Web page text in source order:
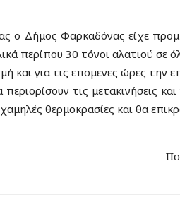
ο Δήμος Φαρκαδόνας είχε
περίπου 30 τόνοι αλατιού σε
και για τις επομενες ώρες την
τις μετακινήσεις και
θερμοκρασίες και θα